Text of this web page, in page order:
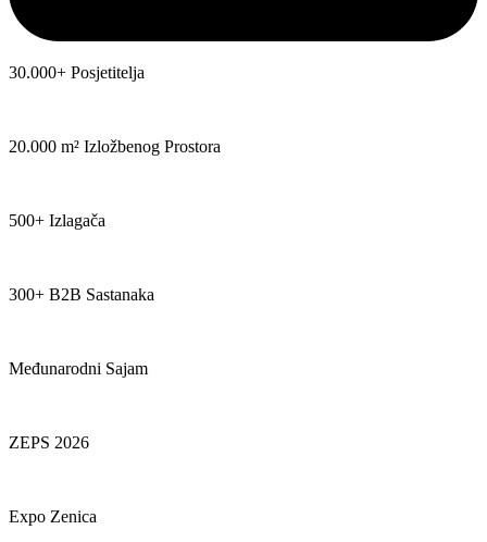
30.000+ Posjetitelja
20.000 m² Izložbenog Prostora
500+ Izlagača
300+ B2B Sastanaka
Međunarodni Sajam
ZEPS 2026
Expo Zenica